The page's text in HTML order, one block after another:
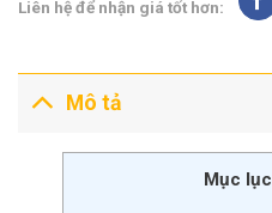
Liên hệ để nhận giá tốt hơn:
Mô tả
Mục lục